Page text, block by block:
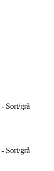
Sort/grå
Sort/grå